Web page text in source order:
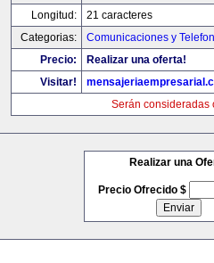
Longitud:
21 caracteres
Categorias:
Comunicaciones y
Precio:
Realizar una oferta!
Visitar!
Serán consideradas
Realizar una
Precio Ofrecido $